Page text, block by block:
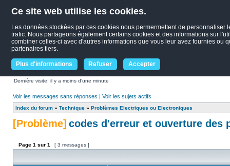
Ce site web utilise les cookies.
Les données stockées par ces cookies nous permermettent de
trafic. Nous partageons également certains cookies et des informations sur
combiner celles-ci avec d'autres informations que vous leur avez fournies ou
partenaires tiers.
Plus d'informations Refuser Accepter
Dernière visite: il y a moins d’une minute
Voir les messages sans réponses | Voir les sujets actifs
Index du forum » Technique » Problèmes Electriques ou Electroniques
[Problème] codes d'erreur et ouverture des
Page 1 sur 1 [ 3 messages ]